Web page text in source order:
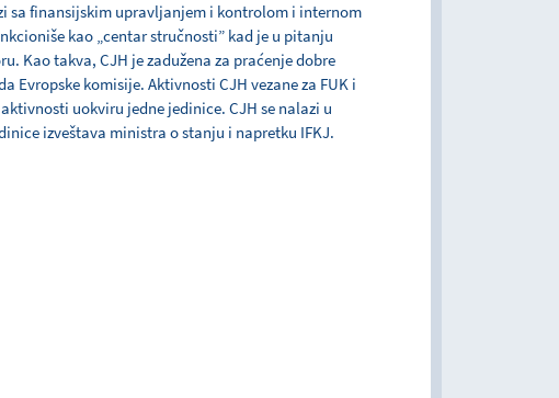
sa finansijskim upravljanjem i kontrolom i internom
kao „centar stručnosti” kad je u pitanju
Kao takva, CJH je zadužena za praćenje dobre
Evropske komisije. Aktivnosti CJH vezane za FUK i
uokviru jedne jedinice. CJH se nalazi u
izveštava ministra o stanju i napretku IFKJ.